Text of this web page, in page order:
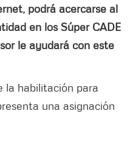
podrá acercarse al
en los Súper CADE
le ayudará con este
la habilitación para
una asignación